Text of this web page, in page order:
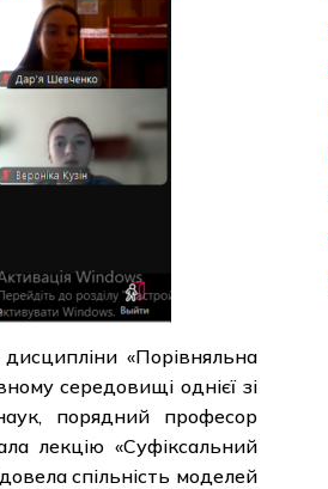
«Порівняльна
середовищі однієї зі
порядний професор
лекцію «Суфіксальний
спільність моделей